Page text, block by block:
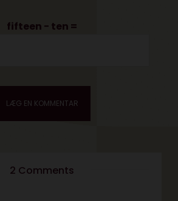
fifteen − ten =
2 Comments